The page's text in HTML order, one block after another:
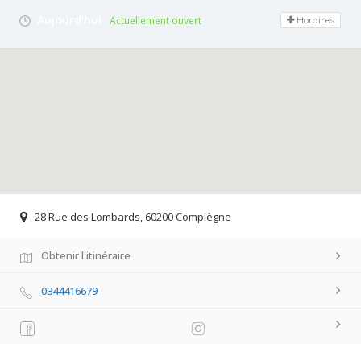
Actuellement ouvert Horaires
28 Rue des Lombards, 60200 Compiègne
Obtenir l'itinéraire
0344416679